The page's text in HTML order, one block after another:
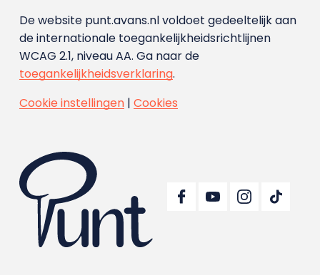
De website punt.avans.nl voldoet gedeeltelijk aan
de internationale toegankelijkheidsrichtlijnen
WCAG 2.1, niveau AA. Ga naar de
toegankelijkheidsverklaring.
Cookie instellingen| Cookies